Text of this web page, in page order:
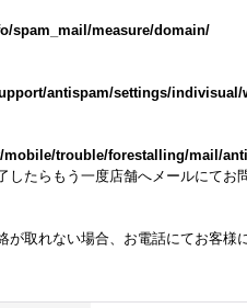
spam_mail/measure/domain/
antispam/settings/indivisual/
trouble/forestalling/mail/
したらもう一度店舗へメールにて
が取れない場合、お電話にてお客